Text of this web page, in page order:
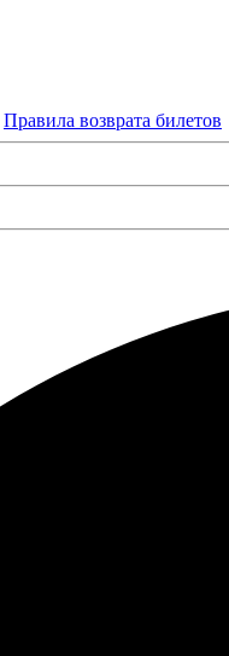
Правила возврата билетов